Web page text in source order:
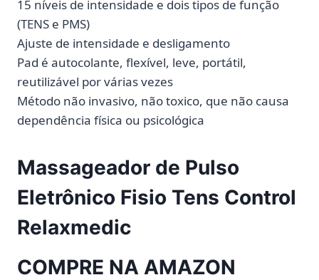
15 níveis de intensidade e dois tipos de função
(TENS e PMS)
Ajuste de intensidade e desligamento
Pad é autocolante, flexível, leve, portátil,
reutilizável por várias vezes
Método não invasivo, não toxico, que não causa
dependência física ou psicológica
Massageador de Pulso
Eletrônico Fisio Tens Control
Relaxmedic
COMPRE NA AMAZON